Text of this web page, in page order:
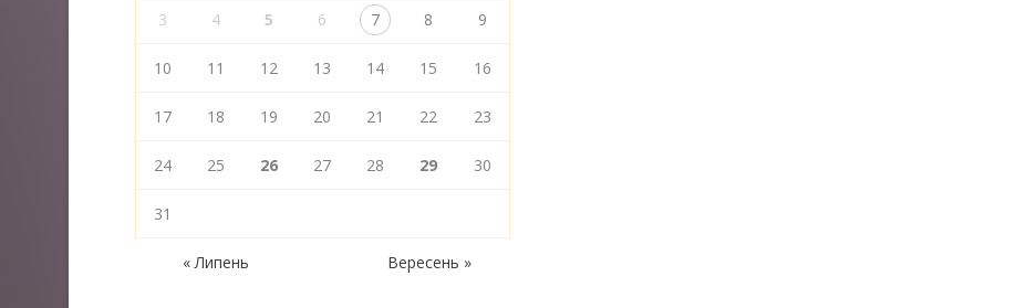
3 4 5 6 7 8 9
10 11 12 13 14 15 16
17 18 19 20 21 22 23
24 25 26 27 28 29 30
31
« Липень Вересень »